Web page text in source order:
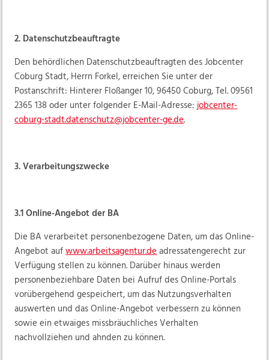
2. Datenschutzbeauftragte
Den behördlichen Datenschutzbeauftragten des Jobcenter
Coburg Stadt, Herrn Forkel, erreichen Sie unter der
Postanschrift: Hinterer Floßanger 10, 96450 Coburg, Tel. 09561
2365 138 oder unter folgender E-Mail-Adresse:jobcenter-
coburg-stadt.datenschutz@jobcenter-ge.de.
3. Verarbeitungszwecke
3.1 Online-Angebot der BA
Die BA verarbeitet personenbezogene Daten, um das Online-
Angebot aufwww.arbeitsagentur.deadressatengerecht zur
Verfügung stellen zu können. Darüber hinaus werden
personenbeziehbare Daten bei Aufruf des Online-Portals
vorübergehend gespeichert, um das Nutzungsverhalten
auswerten und das Online-Angebot verbessern zu können
sowie ein etwaiges missbräuchliches Verhalten
nachvollziehen und ahnden zu können.